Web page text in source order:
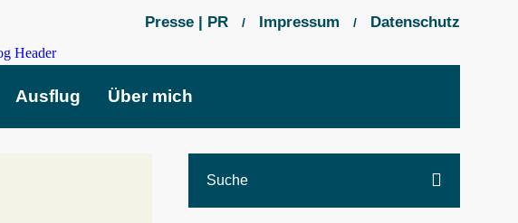
Presse | PR / Impressum / Datenschutz
Ausflug Über mich